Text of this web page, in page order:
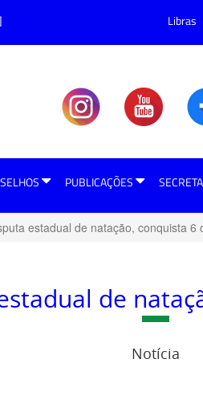
Libras
PUBLICAÇÕES
estadual de natação, conquista 6
de
Notícia